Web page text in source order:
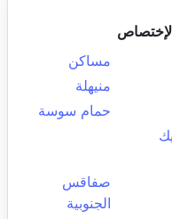
مساكن
منيهلة
حمام سوسة
صفاقس
الجنوبية